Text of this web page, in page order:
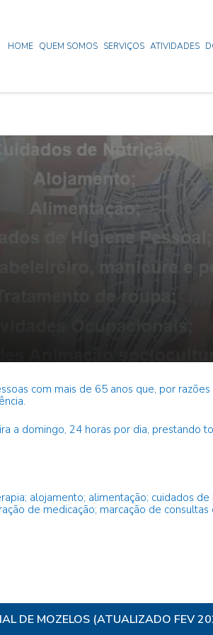
HOME QUEM SOMOS SERVIÇOS ATIVIDADES
com mais de 65 anos que, por
a domingo, 24 horas por dia, prestando
alojamento; alimentação; cuidados
de medicação; marcação de
DE MOZELOS (ATUALIZADO FEV